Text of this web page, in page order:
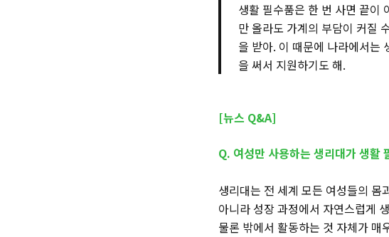
생활 필수품은 한 번 사면 끝이
만 올라도 가계의 부담이 커질
을 받아. 이 때문에 나라에서는
을 써서 지원하기도 해.
[뉴스 Q&A]
Q. 여성만 사용하는 생리대가 생활
생리대는 전 세계 모든 여성들의 몸
아니라 성장 과정에서 자연스럽게
물론 밖에서 활동하는 것 자체가 매